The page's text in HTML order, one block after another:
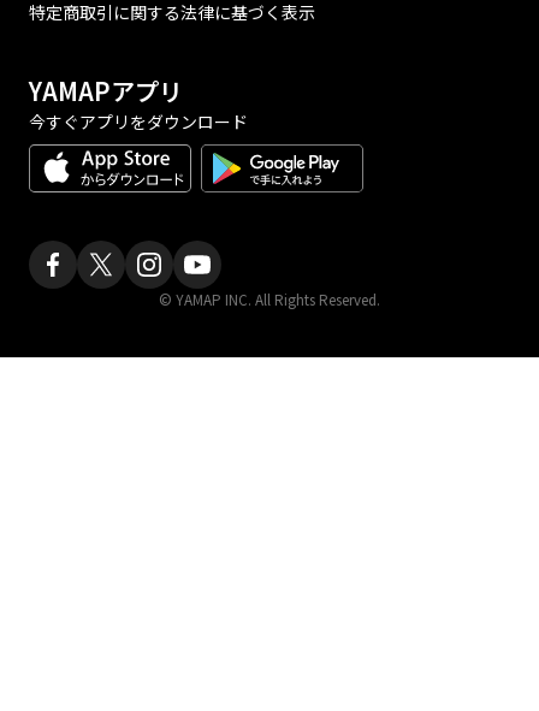
特定商取引に関する法律に基づく表示
YAMAPアプリ
今すぐアプリをダウンロード
© YAMAP INC. All Rights Reserved.